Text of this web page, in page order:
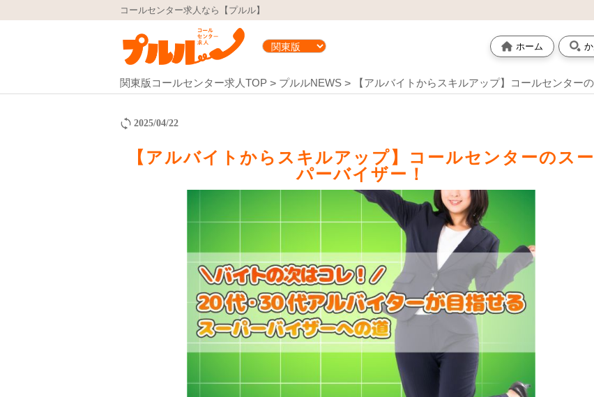
コールセンター求人なら【プルル】
ホーム
関東版コールセンター求人TOP プルルNEWS 【アルバイトからスキルアップ】コールセンター
2025/04/22
【アルバイトからスキルアップ】コールセンターのスー
パーバイザー！